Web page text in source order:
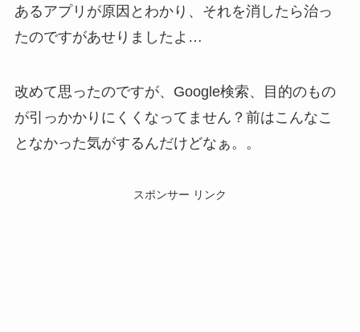
あるアプリが原因とわかり、それを消したら治っ
たのですがあせりましたよ…
改めて思ったのですが、Google検索、目的のもの
が引っかかりにくくなってません？前はこんなこ
となかった気がするんだけどなぁ。。
スポンサー リンク